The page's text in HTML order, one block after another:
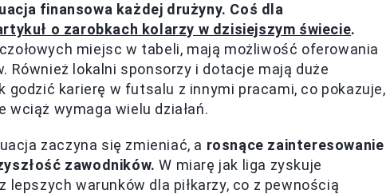
finansowa każdej drużyny. Coś dla
o zarobkach kolarzy w dzisiejszym świecie.
miejsc w tabeli, mają możliwość oferowania
Również lokalni sponsorzy i dotacje mają duże
godzić karierę w futsalu z innymi pracami, co pokazuje,
wymaga wielu działań.
zaczyna się zmieniać, a rosnące zainteresowanie
zawodników. W miarę jak liga zyskuje
warunków dla piłkarzy, co z pewnością